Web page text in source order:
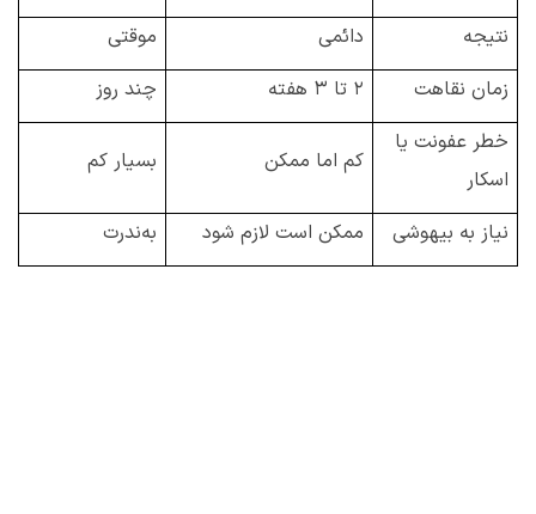
نتیجه دائمی
موقتی
زمان نقاهت
۲ تا ۳ هفته
چند روز
خطر عفونت یا
اسکار
کم اما ممکن بسیار کم
نیاز به بیهوشی ممکن است لازم شود به‌ندرت